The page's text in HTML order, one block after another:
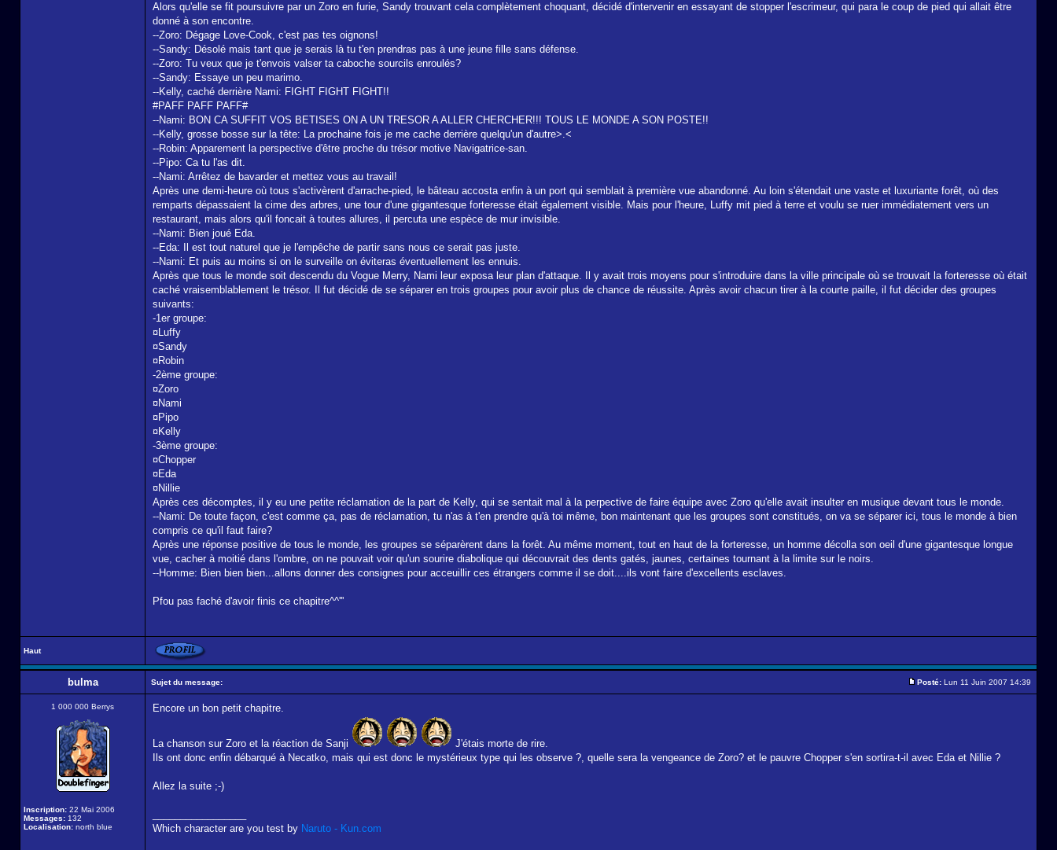
Alors qu'elle se fit poursuivre par un Zoro en furie, Sandy trouvant cela complètement choquant, décidé d'intervenir en essayant de stopper l'escrimeur, qui para le coup de pied qui allait être
donné à son encontre.
--Zoro: Dégage Love-Cook, c'est pas tes oignons!
--Sandy: Désolé mais tant que je serais là tu t'en prendras pas à une jeune fille sans défense.
--Zoro: Tu veux que je t'envois valser ta caboche sourcils enroulés?
--Sandy: Essaye un peu marimo.
--Kelly, caché derrière Nami: FIGHT FIGHT FIGHT!!
#PAFF PAFF PAFF#
--Nami: BON CA SUFFIT VOS BETISES ON A UN TRESOR A ALLER CHERCHER!!! TOUS LE MONDE A SON POSTE!!
--Kelly, grosse bosse sur la tête: La prochaine fois je me cache derrière quelqu'un d'autre>.<
--Robin: Apparement la perspective d'être proche du trésor motive Navigatrice-san.
--Pipo: Ca tu l'as dit.
--Nami: Arrêtez de bavarder et mettez vous au travail!
Après une demi-heure où tous s'activèrent d'arrache-pied, le bâteau accosta enfin à un port qui semblait à première vue abandonné. Au loin s'étendait une vaste et luxuriante forêt, où des
remparts dépassaient la cime des arbres, une tour d'une gigantesque forteresse était également visible. Mais pour l'heure, Luffy mit pied à terre et voulu se ruer immédiatement vers un
restaurant, mais alors qu'il foncait à toutes allures, il percuta une espèce de mur invisible.
--Nami: Bien joué Eda.
--Eda: Il est tout naturel que je l'empêche de partir sans nous ce serait pas juste.
--Nami: Et puis au moins si on le surveille on éviteras éventuellement les ennuis.
Après que tous le monde soit descendu du Vogue Merry, Nami leur exposa leur plan d'attaque. Il y avait trois moyens pour s'introduire dans la ville principale où se trouvait la forteresse où était
caché vraisemblablement le trésor. Il fut décidé de se séparer en trois groupes pour avoir plus de chance de réussite. Après avoir chacun tirer à la courte paille, il fut décider des groupes
suivants:
-1er groupe:
¤Luffy
¤Sandy
¤Robin
-2ème groupe:
¤Zoro
¤Nami
¤Pipo
¤Kelly
-3ème groupe:
¤Chopper
¤Eda
¤Nillie
Après ces décomptes, il y eu une petite réclamation de la part de Kelly, qui se sentait mal à la perpective de faire équipe avec Zoro qu'elle avait insulter en musique devant tous le monde.
--Nami: De toute façon, c'est comme ça, pas de réclamation, tu n'as à t'en prendre qu'à toi même, bon maintenant que les groupes sont constitués, on va se séparer ici, tous le monde à bien
compris ce qu'il faut faire?
Après une réponse positive de tous le monde, les groupes se séparèrent dans la forêt. Au même moment, tout en haut de la forteresse, un homme décolla son oeil d'une gigantesque longue
vue, cacher à moitié dans l'ombre, on ne pouvait voir qu'un sourire diabolique qui découvrait des dents gatés, jaunes, certaines tournant à la limite sur le noirs.
--Homme: Bien bien bien...allons donner des consignes pour acceuillir ces étrangers comme il se doit....ils vont faire d'excellents esclaves.
Pfou pas faché d'avoir finis ce chapitre^^'''
Haut
bulma Sujet du message: Posté: Lun 11 Juin 2007 14:39
1 000 000 Berrys
Inscription: 22 Mai 2006
Messages: 132
Localisation: north blue
Encore un bon petit chapitre.
La chanson sur Zoro et la réaction de Sanji
J'étais morte de rire.
Ils ont donc enfin débarqué à Necatko, mais qui est donc le mystérieux type qui les observe ?, quelle sera la vengeance de Zoro? et le pauvre Chopper s'en sortira-t-il avec Eda et Nillie ?
Allez la suite ;-)
Which character are you test by Naruto - Kun.com